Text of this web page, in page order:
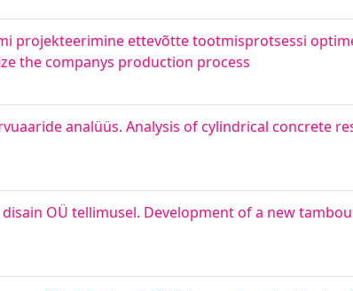
projekteerimine ettevõtte tootmisprotsessi
the companys production process
analüüs. Analysis of cylindrical concrete
OÜ tellimusel. Development of a new